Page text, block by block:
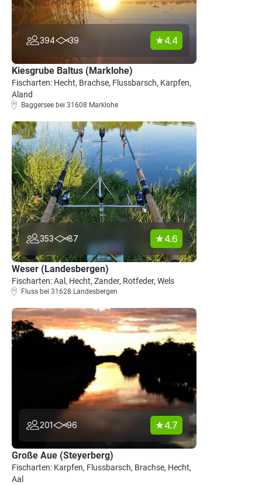
394 39 4.4
Kiesgrube Baltus (Marklohe)
Fischarten: Hecht, Brachse, Flussbarsch, Karpfen,
Aland
Baggersee bei 31608 Marklohe
353 87 4.6
Weser (Landesbergen)
Fischarten: Aal, Hecht, Zander, Rotfeder, Wels
Fluss bei 31628 Landesbergen
201 96 4.7
Große Aue (Steyerberg)
Fischarten: Karpfen, Flussbarsch, Brachse, Hecht,
Aal